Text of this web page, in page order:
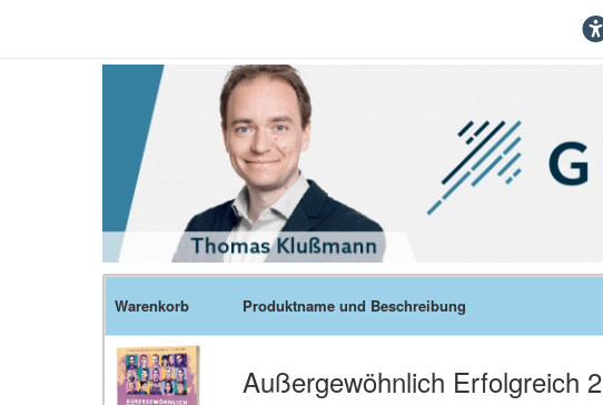
Warenkorb Produktname und Beschreibung
Außergewöhnlich Erfolgreich 2